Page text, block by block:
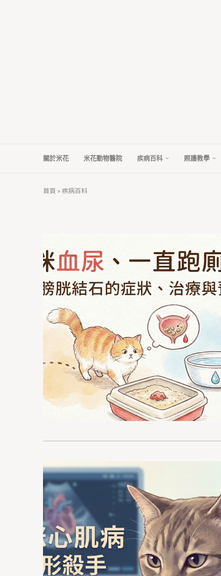
關於米花 米花動物醫院 疾病百科 照護教學
首頁 »疾病百科